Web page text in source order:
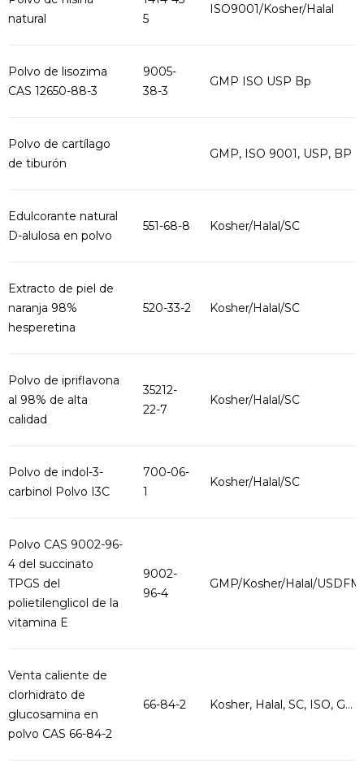
natural
5
ISO9001/Kosher/Halal
Polvo de lisozima
CAS 12650-88-3
9005-
38-3
GMP ISO USP Bp
Polvo de cartílago
de tiburón
GMP, ISO 9001, USP, BP
Edulcorante natural
D-alulosa en polvo
551-68-8 Kosher/Halal/SC
Extracto de piel de
naranja 98%
hesperetina
520-33-2 Kosher/Halal/SC
Polvo de ipriflavona
al 98% de alta
calidad
35212-
22-7
Kosher/Halal/SC
Polvo de indol-3-
carbinol Polvo I3C
700-06-
1
Kosher/Halal/SC
Polvo CAS 9002-96-
4 del succinato
TPGS del
polietilenglicol de la
vitamina E
9002-
96-4
GMP/Kosher/Halal/USDFM
Venta caliente de
clorhidrato de
glucosamina en
polvo CAS 66-84-2
66-84-2 Kosher, Halal, SC, ISO, G...